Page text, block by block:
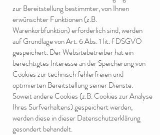
zur Bereitstellung bestimmter, von Ihnen
erwünschter Funktionen (z.B.
Warenkorbfunktion) erforderlich sind, werden
auf Grundlage von Art. 6 Abs. 1 lit. f DSGVO
gespeichert. Der Websitebetreiber hat ein
berechtigtes Interesse an der Speicherung von
Cookies zur technisch fehlerfreien und
optimierten Bereitstellung seiner Dienste.
Soweit andere Cookies (z.B. Cookies zur Analyse
Ihres Surfverhaltens) gespeichert werden,
werden diese in dieser Datenschutzerklärung
gesondert behandelt.